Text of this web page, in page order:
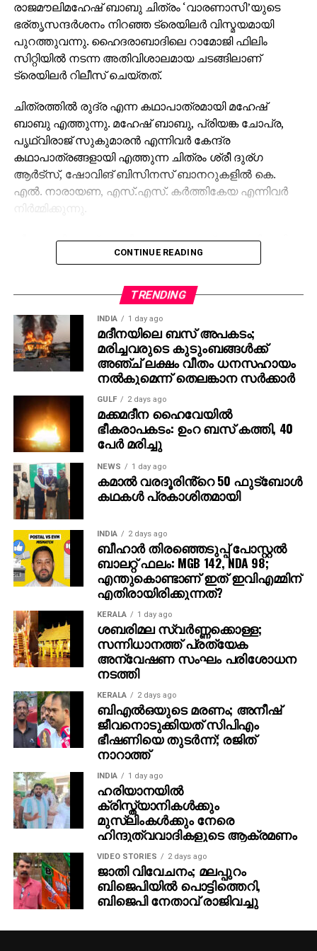
രാജമൗലിമഹേഷ് ബാബു ചിത്രം ‘വാരണാസി’യുടെ
ഭര്തൃസന്ദര്‍ശനം നിറഞ്ഞ ട്രെയിലര്‍ വിസ്മയമായി
പുറത്തുവന്നു. ഹൈദരാബാദിലെ റാമോജി ഫിലിം
സിറ്റിയില്‍ നടന്ന അതിവിശാലമായ ചടങ്ങിലാണ്
ട്രെയിലര്‍ റിലീസ് ചെയ്തത്.
ചിത്രത്തില്‍ രുദ്ര എന്ന കഥാപാത്രമായി മഹേഷ്
ബാബു എത്തുന്നു. മഹേഷ് ബാബു, പ്രിയങ്ക ചോപ്ര,
പൃഥ്വിരാജ് സുകുമാരന്‍ എന്നിവര്‍ കേന്ദ്ര
കഥാപാത്രങ്ങളായി എത്തുന്ന ചിത്രം ശ്രീ ദുര്ഗ
ആര്‍ട്‌സ്, ഷോവിങ് ബിസിനസ് ബാനറുകളില്‍ കെ.
എല്‍. നാരായണ, എസ്.എസ്. കര്‍ത്തികേയ എന്നിവര്‍
നിര്‍മ്മിക്കുന്നു.
കീരവാണിയാണ് സംഗീതം ഒരുക്കുന്നത്. പുറത്തിറങ്ങിയ
മണിക്കൂറുകള്‍ക്കുള്ളില്‍ തന്നെ 5 മില്യണിലധികം
ട്രെന്‍ഡിങ് പട്ടികയില്‍ മുന്നിലാണ്. 130ണ്മ100 അടി
വലുപ്പത്തിലുള്ള പ്രത്യേക സ്‌ക്രീനില്‍ പ്രേക്ഷകര്‍ക്ക്
മുന്നില്‍ ട്രെയിലര്‍ പ്രദര്‍ശിപ്പിച്ചു.
ട്രെയിലര്‍ സി.ഇ. 512-ലെ വാരണാസിയുടെ
ദൃശ്യങ്ങളോടെ തുടങ്ങുന്നു. തുടര്‍ന്ന് 2027ല്‍
ഭൂമിയിലേക്ക് വരുന്നു എന്നു കാണിക്കുന്ന ‘ശാംഭവി’ എന്ന
ഛിന്നഗ്രഹം, അന്റാര്‍ട്ടിക്കയിലെ റോസ് ഐസ്
ഷെല്‍ഫ്, ആഫ്രിക്കയിലെ അംബോസെലി വനം,
ബി.സി.ഇ 7200-ലെ ലങ്കാനഗരം, വാരണാസിയിലെ
മണികര്‍ണികാ ഘട്ട് തുടങ്ങിയ ഭീമാകാര
ദൃശ്യവിശേഷങ്ങള്‍ അതിശയത്തോടെ
അവതരിപ്പിക്കുന്നു.
കയ്യില്‍ ത്രിശൂലം പിടിച്ച് കാളയുടെ പുറത്ത്
സവാരിയുമായി എത്തുന്ന രുദ്രയായി മഹേഷ്
ബാബുവിന്റെ എന്‍ട്രിയാണ് ട്രെയിലറിന്റെ ഹൈലൈറ്റ്.
അതേപോലെ, വേദിയിലേക്കും മഹേഷ് ബാബു
കാളപ്പുറത്ത് സവാരിയായി എത്തിയപ്പോള്‍ 60,000-
ത്തിലധികം പ്രേക്ഷകര്‍ കൈയ്യടി മുഴക്കി വരവേറ്റു.
ഐമാക്‌സ് ഫോര്‍മാറ്റിലാണ് ഈ ചിത്രം ഒരുക്കുന്നത്.
അതിനാല്‍ തന്നെ തിയേറ്ററുകളില്‍ അത്ഭുതകരമായ
കാഴ്ചാനുഭവം സമ്മാനിക്കുമെന്നുറപ്പ്. ബാഹുബലി,
ഞഞഞ എന്നിവയുടെ സംവിധായകന്‍ രാജമൗലിയുടെ
ഈ ബ്രഹ്‌മാണ്ഡ പ്രോജക്റ്റ് 2027-ല്‍
തിയേറ്ററുകളിലേക്ക് എത്തും.
CONTINUE READING
TRENDING
INDIA 1 day ago
മദീനയിലെ ബസ് അപകടം;
മരിച്ചവരുടെ കുടുംബങ്ങള്‍ക്ക്
അഞ്ച് ലക്ഷം വീതം ധനസഹായം
നല്‍കുമെന്ന് തെലങ്കാന സര്‍ക്കാര്‍
GULF 2 days ago
മക്കമദീന ഹൈവേയില്‍
ഭീകരാപകടം: ഉംറ ബസ് കത്തി, 40
പേര്‍ മരിച്ചു
NEWS 1 day ago
കമാൽ വരദൂരിൻ്റെ 50 ഫുട്ബോൾ
കഥകൾ പ്രകാശിതമായി
INDIA 2 days ago
ബീഹാർ തിരഞ്ഞെടുപ്പ് പോസ്റ്റൽ
ബാലറ്റ് ഫലം: MGB 142, NDA 98;
എന്തുകൊണ്ടാണ് ഇത് ഇവിഎമ്മിന്
എതിരായിരിക്കുന്നത്?
KERALA 1 day ago
ശബരിമല സ്വര്‍ണ്ണക്കൊള്ള;
സന്നിധാനത്ത് പ്രത്യേക
അന്വേഷണ സംഘം പരിശോധന
നടത്തി
KERALA 2 days ago
ബിഎല്‍ഒയുടെ മരണം; അനീഷ്
ജീവനൊടുക്കിയത് സിപിഎം
ഭീഷണിയെ തുടര്‍ന്ന്; രജിത്
നാറാത്ത്
INDIA 1 day ago
ഹരിയാനയില്‍
ക്രിസ്ത്യാനികള്‍ക്കും
മുസ്‌ലിംകള്‍ക്കും നേരെ
ഹിന്ദുത്വവാദികളുടെ ആക്രമണം
VIDEO STORIES 2 days ago
ജാതി വിവേചനം; മലപ്പുറം
ബിജെപിയില്‍ പൊട്ടിത്തെറി,
ബിജെപി നേതാവ് രാജിവച്ചു